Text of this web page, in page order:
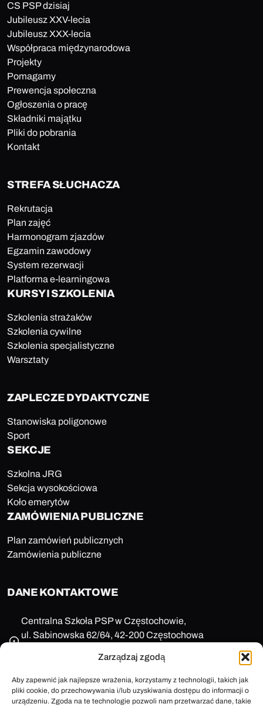
Zarządzaj zgodą
Aby zapewnić jak najlepsze wrażenia, korzystamy z technologii, takich jak
pliki cookie, do przechowywania i/lub uzyskiwania dostępu do informacji o
urządzeniu. Zgoda na te technologie pozwoli nam przetwarzać dane, takie
CS PSP dzisiaj
Jubileusz XXV-lecia
Jubileusz XXX-lecia
Współpraca międzynarodowa
Projekty
Pomagamy
Prewencja społeczna
Ogłoszenia o pracę
Składniki majątku
Pliki do pobrania
Kontakt
STREFA SŁUCHACZA
Rekrutacja
Plan zajęć
Harmonogram zjazdów
Egzamin zawodowy
System rezerwacji
Platforma e-learningowa
KURSY I SZKOLENIA
Szkolenia strażaków
Szkolenia cywilne
Szkolenia specjalistyczne
Warsztaty
ZAPLECZE DYDAKTYCZNE
Stanowiska poligonowe
Sport
SEKCJE
Szkolna JRG
Sekcja wysokościowa
Koło emerytów
ZAMÓWIENIA PUBLICZNE
Plan zamówień publicznych
Zamówienia publiczne
DANE KONTAKTOWE
Centralna Szkoła PSP w Częstochowie,
ul. Sabinowska 62/64, 42-200 Częstochowa
REGON: 150123657
+48 47 85 86 100
sekretariat@cspsp.pl